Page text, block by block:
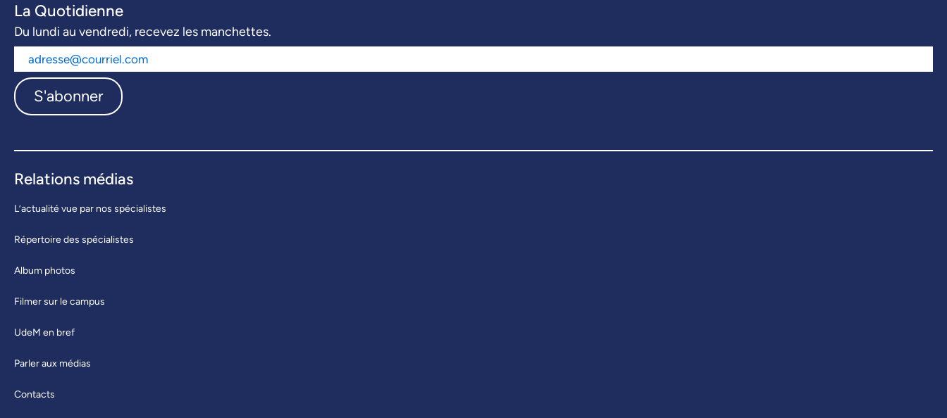
La Quotidienne
Du lundi au vendredi, recevez les manchettes.
S'abonner
Relations médias
L’actualité vue par nos spécialistes
Répertoire des spécialistes
Album photos
Filmer sur le campus
UdeM en bref
Parler aux médias
Contacts